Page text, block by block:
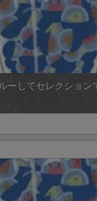
ーしてセレクション